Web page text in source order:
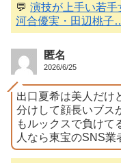
💬 演技が上手い若手
河合優実・田辺桃子
匿名
2026/6/25
出口夏希は美人だけ
分けして顔長いブス
もルックスで負けて
人なら東宝のSNS業